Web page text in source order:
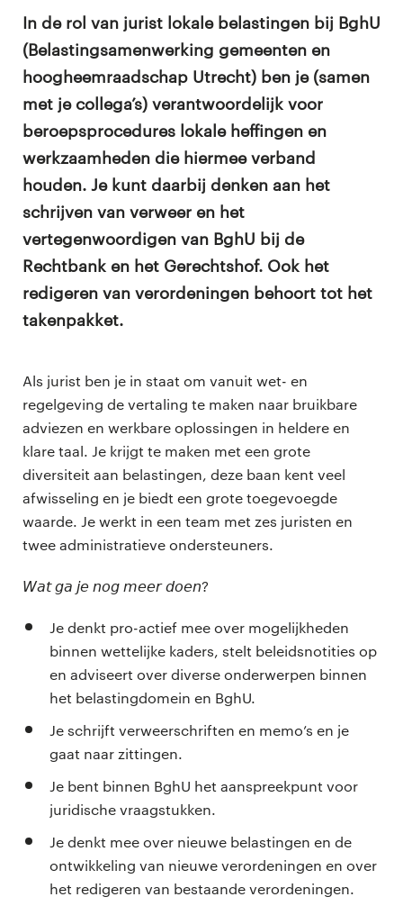
In de rol van jurist lokale belastingen bij BghU
(Belastingsamenwerking gemeenten en
hoogheemraadschap Utrecht) ben je (samen
met je collega’s) verantwoordelijk voor
beroepsprocedures lokale heffingen en
werkzaamheden die hiermee verband
houden. Je kunt daarbij denken aan het
schrijven van verweer en het
vertegenwoordigen van BghU bij de
Rechtbank en het Gerechtshof. Ook het
redigeren van verordeningen behoort tot het
takenpakket.
Als jurist ben je in staat om vanuit wet- en
regelgeving de vertaling te maken naar bruikbare
adviezen en werkbare oplossingen in heldere en
klare taal. Je krijgt te maken met een grote
diversiteit aan belastingen, deze baan kent veel
afwisseling en je biedt een grote toegevoegde
waarde. Je werkt in een team met zes juristen en
twee administratieve ondersteuners.
𝘞𝘢𝘵 𝘨𝘢 𝘫𝘦 𝘯𝘰𝘨 𝘮𝘦𝘦𝘳 𝘥𝘰𝘦𝘯?
Je denkt pro-actief mee over mogelijkheden
binnen wettelijke kaders, stelt beleidsnotities op
en adviseert over diverse onderwerpen binnen
het belastingdomein en BghU.
Je schrijft verweerschriften en memo’s en je
gaat naar zittingen.
Je bent binnen BghU het aanspreekpunt voor
juridische vraagstukken.
Je denkt mee over nieuwe belastingen en de
ontwikkeling van nieuwe verordeningen en over
het redigeren van bestaande verordeningen.